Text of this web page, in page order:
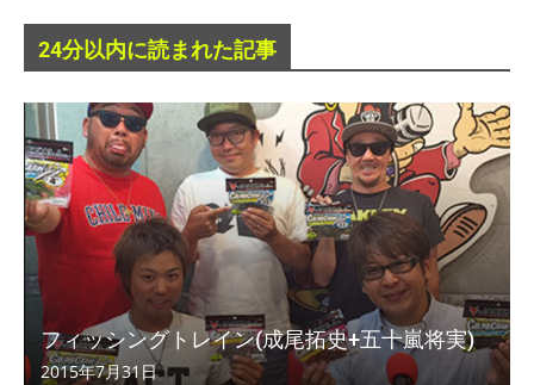
24分以内に読まれた記事
フィッシングトレイン(成尾拓史+五十嵐将実)
2015年7月31日